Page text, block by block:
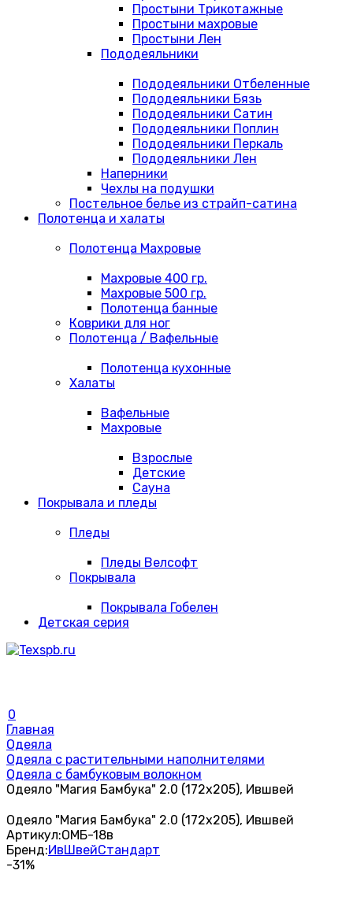
Простыни Трикотажные
Простыни махровые
Простыни Лен
Пододеяльники
Пододеяльники Отбеленные
Пододеяльники Бязь
Пододеяльники Сатин
Пододеяльники Поплин
Пододеяльники Перкаль
Пододеяльники Лен
Наперники
Чехлы на подушки
Постельное белье из страйп-сатина
Полотенца и халаты
Полотенца Махровые
Махровые 400 гр.
Махровые 500 гр.
Полотенца банные
Коврики для ног
Полотенца / Вафельные
Полотенца кухонные
Халаты
Вафельные
Махровые
Взрослые
Детские
Сауна
Покрывала и пледы
Пледы
Пледы Велсофт
Покрывала
Покрывала Гобелен
Детская серия
0
Главная
Одеяла
Одеяла с растительными наполнителями
Одеяла с бамбуковым волокном
Одеяло "Магия Бамбука" 2.0 (172х205), Ившвей
Одеяло "Магия Бамбука" 2.0 (172х205), Ившвей
Артикул:ОМБ-18в
Бренд:ИвШвейСтандарт
-31%